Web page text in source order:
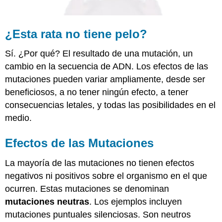
¿Esta rata no tiene pelo?
Sí. ¿Por qué? El resultado de una mutación, un
cambio en la secuencia de ADN. Los efectos de las
mutaciones pueden variar ampliamente, desde ser
beneficiosos, a no tener ningún efecto, a tener
consecuencias letales, y todas las posibilidades en el
medio.
Efectos de las Mutaciones
La mayoría de las mutaciones no tienen efectos
negativos ni positivos sobre el organismo en el que
ocurren. Estas mutaciones se denominan
mutaciones neutras. Los ejemplos incluyen
mutaciones puntuales silenciosas. Son neutros